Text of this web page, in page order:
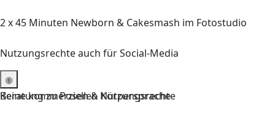
2 x45 Minuten Newborn & Cakesmash im Fotostudio
Nutzungsrechte auch für Social-Media
Keine kommerziellen Nutzungsrechte
Beratung zu Posen & Körpersprache